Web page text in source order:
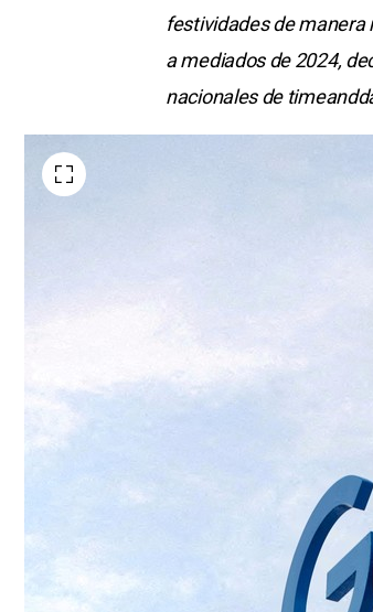
festividades de manera
a mediados de 2024,
nacionales de